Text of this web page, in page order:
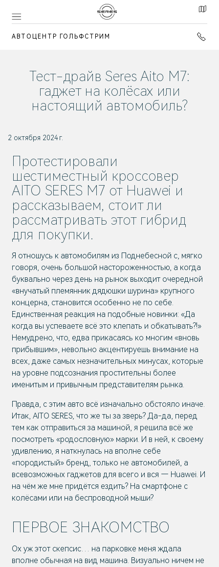
АВТОЦЕНТР ГОЛЬФСТРИМ
Тест-драйв Seres Aito M7:
гаджет на колёсах или
настоящий автомобиль?
2 октября 2024 г.
Протестировали
шестиместный кроссовер
AITO SERES M7 от Huawei и
рассказываем, стоит ли
рассматривать этот гибрид
для покупки.
Я отношусь к автомобилям из Поднебесной с, мягко
говоря, очень большой настороженностью, а когда
буквально через день на рынок выходит очередной
«внучатый племянник дядюшки шурина» крупного
концерна, становится особенно не по себе.
Единственная реакция на подобные новинки: «Да
когда вы успеваете всё это клепать и обкатывать?!»
Немудрено, что, едва прикасаясь ко многим «вновь
прибывшим», невольно акцентируешь внимание на
всех, даже самых незначительных минусах, которые
на уровне подсознания простительны более
именитым и привычным представителям рынка.
Правда, с этим авто всё изначально обстояло иначе.
Итак, AITO SERES, что же ты за зверь? Да-да, перед
тем как отправиться за машиной, я решила всё же
посмотреть «родословную» марки. И в ней, к своему
удивлению, я наткнулась на вполне себе
«породистый» бренд, только не автомобилей, а
всевозможных гаджетов для всего и вся — Huawei. И
на чём же мне придётся ездить? На смартфоне с
колёсами или на беспроводной мыши?
ПЕРВОЕ ЗНАКОМСТВО
Ох уж этот скепсис… на парковке меня ждала
вполне обычная на вид машина. Визуально ничем не